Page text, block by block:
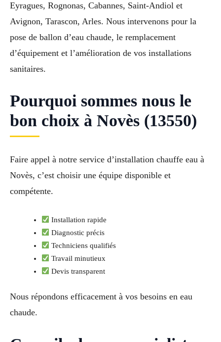
Eyragues, Rognonas, Cabannes, Saint-Andiol et
Avignon, Tarascon, Arles. Nous intervenons pour la
pose de ballon d’eau chaude, le remplacement
d’équipement et l’amélioration de vos installations
sanitaires.
Pourquoi sommes nous le
bon choix à Novès (13550)
Faire appel à notre service d’installation chauffe eau à
Novès, c’est choisir une équipe disponible et
compétente.
Installation rapide
Diagnostic précis
Techniciens qualifiés
Travail minutieux
Devis transparent
Nous répondons efficacement à vos besoins en eau
chaude.